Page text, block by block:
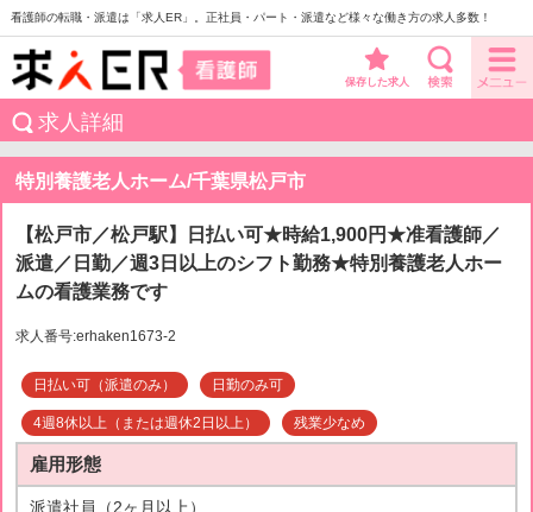
看護師の転職・派遣は「求人ER」。正社員・パート・派遣など様々な働き方の求人多数！
保存した求人
求人詳細
特別養護老人ホーム/千葉県松戸市
【松戸市／松戸駅】日払い可★時給1,900円★准看護師／
派遣／日勤／週3日以上のシフト勤務★特別養護老人ホー
ムの看護業務です
求人番号:erhaken1673-2
日払い可（派遣のみ） 日勤のみ可
4週8休以上（または週休2日以上） 残業少なめ
雇用形態
派遣社員（2ヶ月以上）